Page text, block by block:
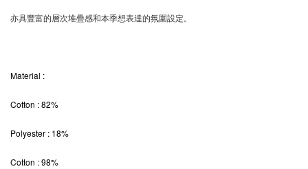
亦具豐富的層次堆疊感和本季想表達的氛圍設定。
Material :
Cotton : 82%
Polyester : 18%
Cotton : 98%